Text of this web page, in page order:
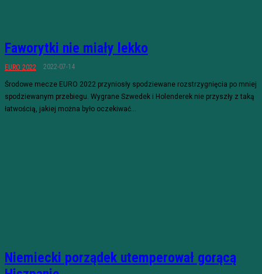
Faworytki nie miały lekko
EURO 2022 2022-07-14
Środowe mecze EURO 2022 przyniosły spodziewane rozstrzygnięcia po mniej
spodziewanym przebiegu. Wygrane Szwedek i Holenderek nie przyszły z taką
łatwością, jakiej można było oczekiwać...
Niemiecki porządek utemperował gorącą